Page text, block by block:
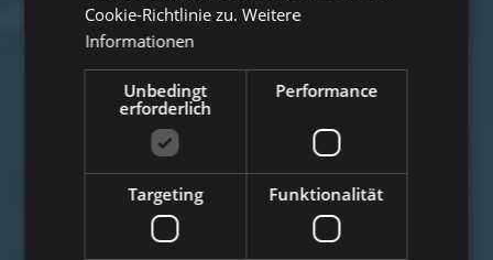
Cookie-Richtlinie zu. Weitere
Informationen
Unbedingt
erforderlich
Performance
Targeting Funktionalität